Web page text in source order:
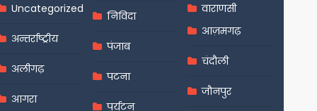
Uncategorized
अन्तर्राष्ट्रीय
अलीगढ़
आगरा
निविदा
पंजाब
पटना
पर्यटन
वाराणसी
आज़मगढ़
चंदौली
जौनपुर